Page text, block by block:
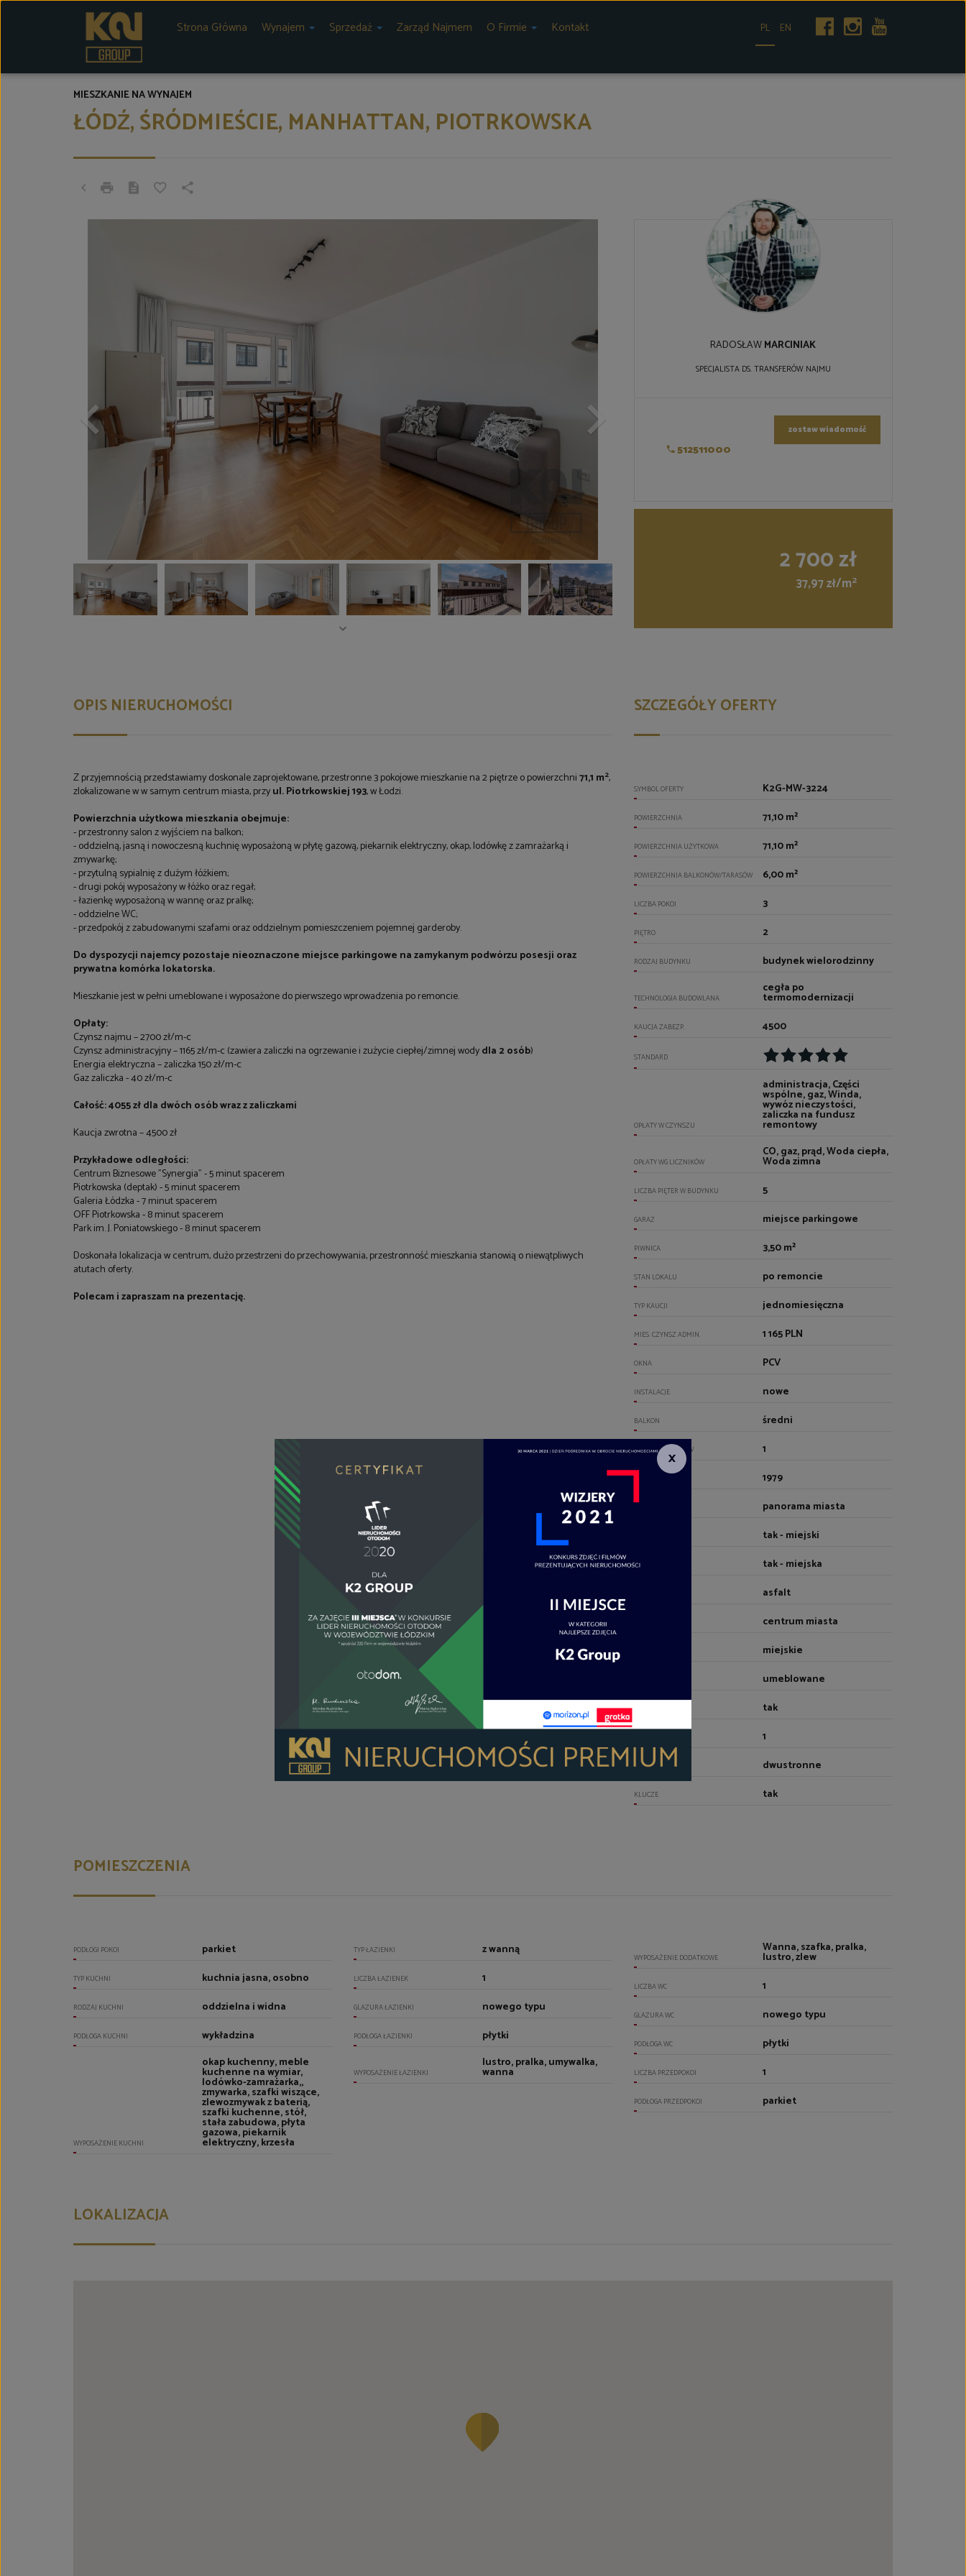
Strona Główna Wynajem Sprzedaż Zarząd Najmem O Firmie Kontakt PL EN
ŁÓDŹ, ŚRÓDMIEŚCIE, MANHATTAN, PIOTRKOWSKA
MIESZKANIE NA WYNAJEM
RADOSŁAWMARCINIAK
SPECJALISTA DS. TRANSFERÓW NAJMU
512511000
zostaw wiadomość
2 700 zł
37,97 zł/m2
OPIS NIERUCHOMOŚCI
Z przyjemnością przedstawiamy doskonale zaprojektowane, przestronne 3 pokojowe mieszkanie na 2 piętrze o powierzchni71,1 m2,
zlokalizowane w w samym centrum miasta, przyul. Piotrkowskiej 193, w Łodzi.
Powierzchnia użytkowa mieszkania obejmuje:
- przestronny salon z wyjściem na balkon;
- oddzielną, jasną i nowoczesną kuchnię wyposażoną w płytę gazową, piekarnik elektryczny, okap, lodówkę z zamrażarką i
zmywarkę;
- przytulną sypialnię z dużym łóżkiem;
- drugi pokój wyposażony w łóżko oraz regał;
- łazienkę wyposażoną w wannę oraz pralkę;
- oddzielne WC;
- przedpokój z zabudowanymi szafami oraz oddzielnym pomieszczeniem pojemnej garderoby.
Do dyspozycji najemcy pozostaje nieoznaczone miejsce parkingowe na zamykanym podwórzu posesji oraz
prywatna komórka lokatorska.
Mieszkanie jest w pełni umeblowane i wyposażone do pierwszego wprowadzenia po remoncie.
Opłaty:
Czynsz najmu – 2700 zł/m-c
Czynsz administracyjny – 1165 zł/m-c (zawiera zaliczki na ogrzewanie i zużycie ciepłej/zimnej wodydla 2 osób)
Energia elektryczna – zaliczka 150 zł/m-c
Gaz zaliczka - 40 zł/m-c
Całość: 4055 zł dla dwóch osób wraz z zaliczkami
Kaucja zwrotna – 4500 zł
Przykładowe odległości:
Centrum Biznesowe "Synergia" - 5 minut spacerem
Piotrkowska (deptak) - 5 minut spacerem
Galeria Łódzka - 7 minut spacerem
OFF Piotrkowska - 8 minut spacerem
Park im. J. Poniatowskiego - 8 minut spacerem
Doskonała lokalizacja w centrum, dużo przestrzeni do przechowywania, przestronność mieszkania stanowią o niewątpliwych
atutach oferty.
Polecam i zapraszam na prezentację.
SZCZEGÓŁY OFERTY
SYMBOL OFERTY K2G-MW-3224
POWIERZCHNIA 71,10 m²
POWIERZCHNIA UŻYTKOWA 71,10 m²
POWIERZCHNIA BALKONÓW/TARASÓW 6,00 m²
LICZBA POKOI 3
PIĘTRO 2
RODZAJ BUDYNKU budynek wielorodzinny
TECHNOLOGIA BUDOWLANA
cegła po
termomodernizacji
KAUCJA ZABEZP. 4500
STANDARD
OPŁATY W CZYNSZU
administracja, Części
wspólne, gaz, Winda,
wywóz nieczystości,
zaliczka na fundusz
remontowy
OPŁATY WG LICZNIKÓW
CO, gaz, prąd, Woda ciepła,
Woda zimna
LICZBA PIĘTER W BUDYNKU 5
GARAŻ miejsce parkingowe
PIWNICA 3,50 m²
STAN LOKALU po remoncie
TYP KAUCJI jednomiesięczna
MIES. CZYNSZ ADMIN. 1 165 PLN
OKNA PCV
INSTALACJE nowe
BALKON średni
LICZBA BALKONÓW 1
1979
panorama miasta
tak - miejski
WODA tak - miejska
asfalt
centrum miasta
miejskie
umeblowane
tak
1
USYTUOWANIE dwustronne
KLUCZE tak
POMIESZCZENIA
PODŁOGI POKOI parkiet
TYP KUCHNI kuchnia jasna, osobno
RODZAJ KUCHNI oddzielna i widna
PODŁOGA KUCHNI wykładzina
WYPOSAŻENIE KUCHNI
okap kuchenny, meble
kuchenne na wymiar,
lodówko-zamrażarka,,
zmywarka, szafki wiszące,
zlewozmywak z baterią,
szafki kuchenne, stół,
stała zabudowa, płyta
gazowa, piekarnik
elektryczny, krzesła
TYP ŁAZIENKI z wanną
LICZBA ŁAZIENEK 1
GLAZURA ŁAZIENKI nowego typu
PODŁOGA ŁAZIENKI płytki
WYPOSAŻENIE ŁAZIENKI
lustro, pralka, umywalka,
wanna
WYPOSAŻENIE DODATKOWE
Wanna, szafka, pralka,
lustro, zlew
LICZBA WC 1
GLAZURA WC nowego typu
PODŁOGA WC płytki
LICZBA PRZEDPOKOI 1
PODŁOGA PRZEDPOKOI parkiet
LOKALIZACJA
×